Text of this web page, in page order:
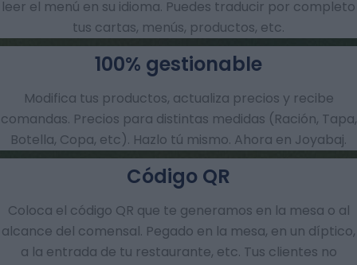
leer el menú en su idioma. Puedes traducir por completo
tus cartas, menús, productos, etc.
Modifica tus productos, actualiza precios y recibe
comandas.​ Precios para distintas medidas (Ración, Tapa,
Botella, Copa, etc). Hazlo tú mismo. Ahora en Joyabaj.
100% gestionable
Coloca el código QR que te generamos en la mesa o al
alcance del comensal. Pegado en la mesa, en un díptico,
a la entrada de tu restaurante, etc. Tus clientes no
Código QR